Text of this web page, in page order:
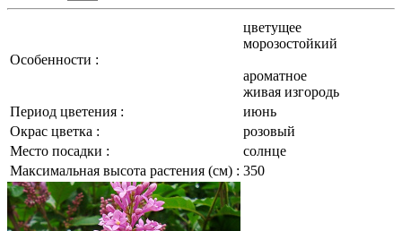
Особенности :
цветущее
морозостойкий
ароматное
живая изгородь
Период цветения :
июнь
Окрас цветка :
розовый
Место посадки :
солнце
Максимальная высота растения (см) : 350